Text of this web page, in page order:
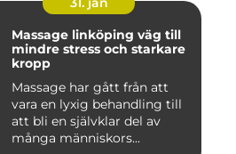
Massage linköping väg till
mindre stress och starkare
kropp
Massage har gått från att
vara en lyxig behandling till
att bli en självklar del av
många människors...